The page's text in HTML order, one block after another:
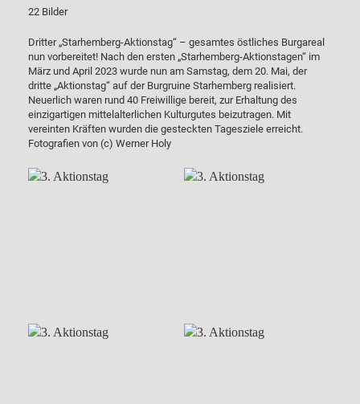
22 Bilder
Dritter „Starhemberg-Aktionstag“ – gesamtes östliches Burgareal
nun vorbereitet! Nach den ersten „Starhemberg-Aktionstagen“ im
März und April 2023 wurde nun am Samstag, dem 20. Mai, der
dritte „Aktionstag“ auf der Burgruine Starhemberg realisiert.
Neuerlich waren rund 40 Freiwillige bereit, zur Erhaltung des
einzigartigen mittelalterlichen Kulturgutes beizutragen. Mit
vereinten Kräften wurden die gesteckten Tagesziele erreicht.
Fotografien von (c) Werner Holy